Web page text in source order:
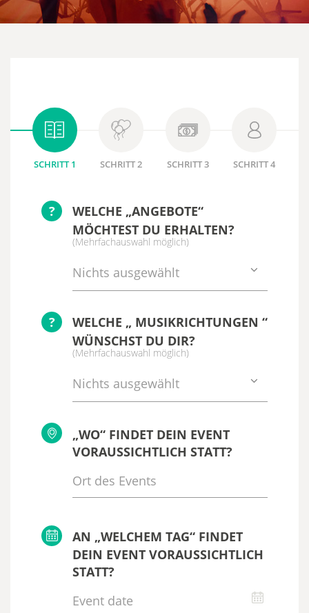
SCHRITT 1 SCHRITT 2 SCHRITT 3 SCHRITT 4
?
WELCHE „ANGEBOTE“
MÖCHTEST DU ERHALTEN?
(Mehrfachauswahl möglich)
Nichts ausgewählt
?
WELCHE „ MUSIKRICHTUNGEN “
WÜNSCHST DU DIR?
(Mehrfachauswahl möglich)
Nichts ausgewählt
„WO“ FINDET DEIN EVENT
VORAUSSICHTLICH STATT?
AN „WELCHEM TAG“ FINDET
DEIN EVENT VORAUSSICHTLICH
STATT?